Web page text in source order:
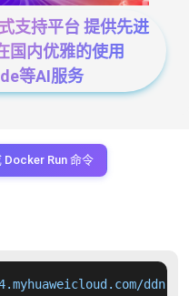
支持平台 提供先进
国内优雅的使用
等AI服务
Docker Run 命令